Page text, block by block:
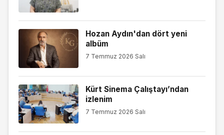
Hozan Aydın'dan dört yeni
albüm
7 Temmuz 2026 Salı
Kürt Sinema Çalıştayı’ndan
izlenim
7 Temmuz 2026 Salı